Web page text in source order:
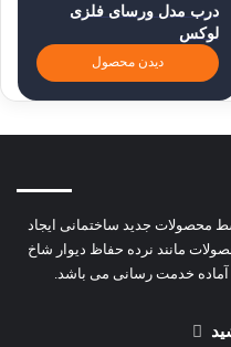
درب مدل ورسای فلزی
لوکس
دیدن محصول
محصولات جدید ساختمانی ایجاد
مانند نرده حفاظ دیوار شاخ
خدمت رسانی می باشد.